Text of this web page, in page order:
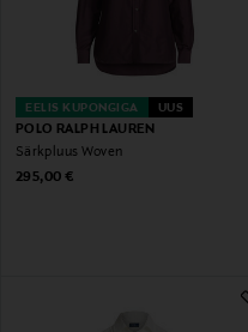
EELIS KUPONGIGA UUS
POLO RALPH LAUREN
Särkpluus Woven
Original Price
295,00 €